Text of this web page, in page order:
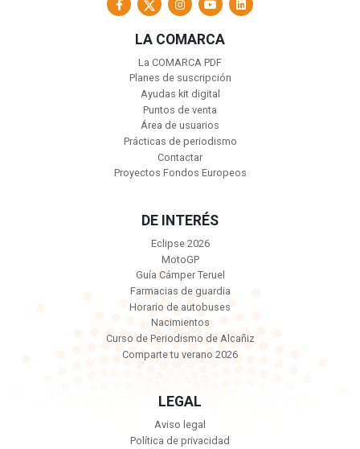
LA COMARCA
La COMARCA PDF
Planes de suscripción
Ayudas kit digital
Puntos de venta
Área de usuarios
Prácticas de periodismo
Contactar
Proyectos Fondos Europeos
DE INTERÉS
Eclipse 2026
MotoGP
Guía Cámper Teruel
Farmacias de guardia
Horario de autobuses
Nacimientos
Curso de Periodismo de Alcañiz
Comparte tu verano 2026
LEGAL
Aviso legal
Política de privacidad